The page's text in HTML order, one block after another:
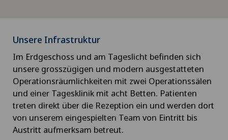
Unsere Infrastruktur
Im Erdgeschoss und am Tageslicht befinden sich
unsere grosszügigen und modern ausgestatteten
Operationsräumlichkeiten mit zwei Operationssälen
und einer Tagesklinik mit acht Betten. Patienten
treten direkt über die Rezeption ein und werden dort
von unserem eingespielten Team von Eintritt bis
Austritt aufmerksam betreut.